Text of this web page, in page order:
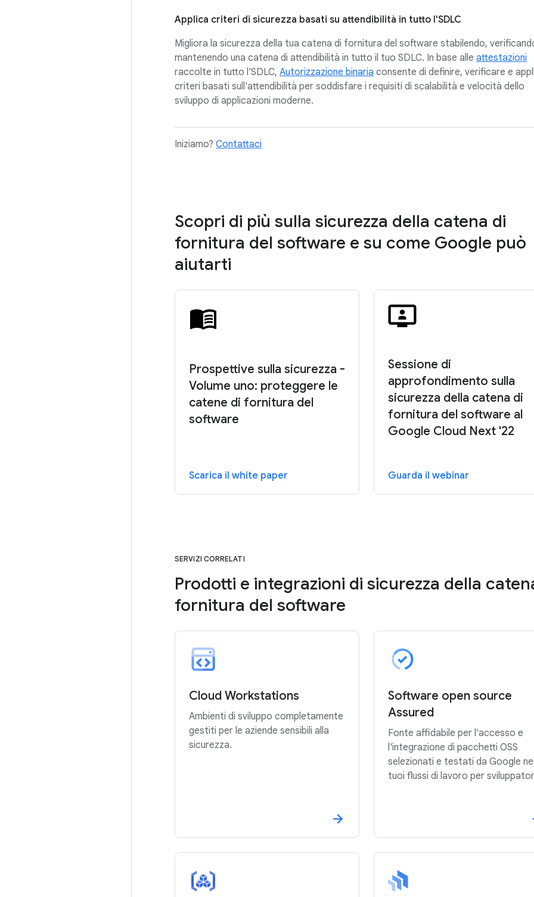
Applica criteri di sicurezza basati su attendibilità in tutto l'SDLC
Migliora la sicurezza della tua catena di fornitura del software stabilendo,
mantenendo una catena di attendibilità in tutto il tuo SDLC. In base alle attestazioni
raccolte in tutto l'SDLC, Autorizzazione binaria consente di definire, verificare e
criteri basati sull'attendibilità per soddisfare i requisiti di scalabilità e velocità dello
sviluppo di applicazioni moderne.
Iniziamo? Contattaci
Scopri di più sulla sicurezza della catena di
fornitura del software e su come Google può
aiutarti
Prospettive sulla sicurezza -
Volume uno: proteggere le
catene di fornitura del
software
Scarica il white paper
Sessione di
approfondimento sulla
sicurezza della catena di
fornitura del software al
Google Cloud Next '22
Guarda il webinar
SERVIZI CORRELATI
Prodotti e integrazioni di sicurezza della
fornitura del software
Cloud Workstations
Ambienti di sviluppo completamente
gestiti per le aziende sensibili alla
sicurezza.
Software open source
Assured
Fonte affidabile per l'accesso e
l'integrazione di pacchetti OSS
selezionati e testati da Google nei
tuoi flussi di lavoro per